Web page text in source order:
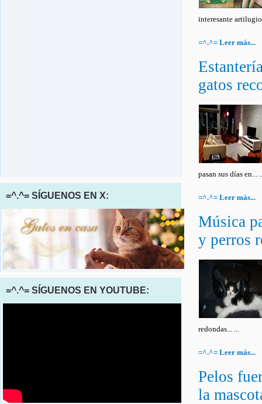
interesante
=^.^= Leer más...
gatos
pasan sus días en...
=^.^= Leer más...
Música
y perros
redondas... ...
=^.^= Leer más...
Pelos
la
=^.^= SÍGUENOS EN X:
=^.^= SÍGUENOS EN YOUTUBE: